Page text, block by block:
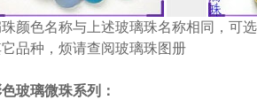
颜色名称与上述玻璃珠名称相同，可
品种，烦请查阅玻璃珠图册
玻璃微珠系列：